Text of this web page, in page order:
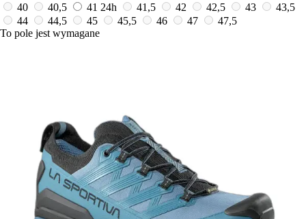
40
40,5 41 24h 41,5 42 42,5 43
43,5
44
44,5 45 45,5 46 47
47,5
To pole jest wymagane